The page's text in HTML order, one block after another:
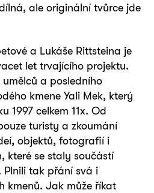
ale originální tvůrce jde
a Lukáše Rittsteina je
let trvajícího projektu.
a posledního
kmene Yali Mek, který
1997 celkem 11x. Od
turisty a zkoumání
objektů, fotografií i
které se staly součástí
Plnili tak přání svá i
kmenů. Jak může říkat